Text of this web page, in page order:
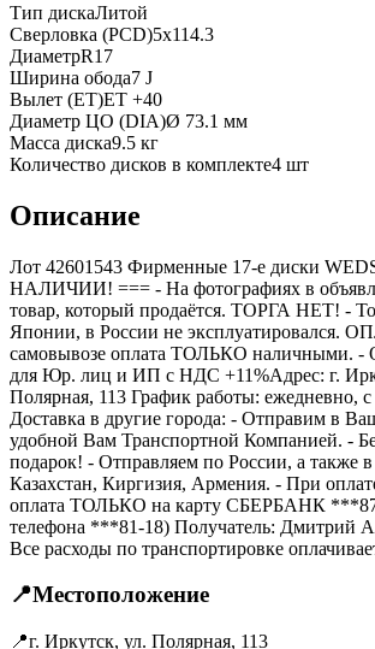
Тип дискаЛитой
Сверловка (PCD)5x114.3
ДиаметрR17
Ширина обода7 J
Вылет (ET)ET +40
Диаметр ЦО (DIA)Ø 73.1 мм
Масса диска9.5 кг
Количество дисков в комплекте4 шт
Описание
Лот 42601543 Фирменные 17-е диски
НАЛИЧИИ! === - На фотографиях в
товар, который продаётся. ТОРГА НЕТ! -
Японии, в России не эксплуатировался.
самовывозе оплата ТОЛЬКО наличными.
для Юр. лиц и ИП с НДС +11%Адрес: г.
Полярная, 113 График работы: ежедневно,
Доставка в другие города: - Отправим в
удобной Вам Транспортной Компанией. -
подарок! - Отправляем по России, а также в
Казахстан, Киргизия, Армения. - При
оплата ТОЛЬКО на карту СБЕРБАНК
телефона ***81-18) Получатель: Дмитрий
Все расходы по транспортировке
📍Местоположение
📍г. Иркутск, ул. Полярная, 113